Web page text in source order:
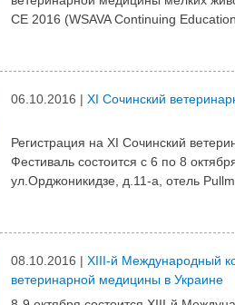
CE 2016 (WSAVA Continuing
06.10.2016 | XI Сочинский
Регистрация на XI Сочинский
Фестиваль состоится с 6 по 8
ул.Орджоникидзе, д.11-а, отель
08.10.2016 | ХIII-й Международный
ветеринарной медицины в Украине